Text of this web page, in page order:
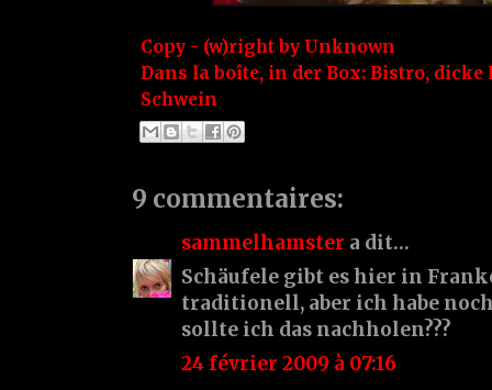
Copy - (w)right by Unknown
Dans la boîte, in der Box: Bistro, dicke
Schwein
9 commentaires:
sammelhamster a dit…
Schäufele gibt es hier in
traditionell, aber ich habe
sollte ich das nachholen???
24 février 2009 à 07:16